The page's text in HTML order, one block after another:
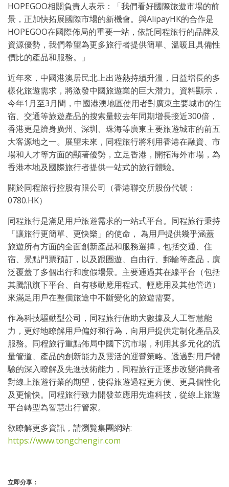
HOPEGOO相關負責人表示：「我們看好國際旅遊市場的前
景，正加快拓展國際市場的新機會。與AlipayHK的合作是
HOPEGOO在國際佈局的重要一站，依託同程旅行的品牌及
資源優勢，我們希望為更多旅行者提供簡單、溫暖且具備性
價比的產品和服務。」
近年來，中國港澳居民北上出遊熱持續升溫，日益增長的多
樣化旅遊需求，將激發中國旅遊業的巨大潛力。資料顯示，
今年1月至3月間，中國港澳地區使用者對廣東主要城市的住
宿、交通等旅遊產品的搜索量較去年同期增長接近300倍，
香港更是躋身廣州、深圳、珠海等廣東主要旅遊城市的前五
大客源地之一。展望未來，同程旅行將利用香港在融資、市
場和人才等方面的顯著優勢，立足香港，開拓海外市場，為
香港本地及國際旅行者提供一站式的旅行體驗。
關於同程旅行控股有限公司（香港聯交所股份代號：
0780.HK）
同程旅行是滿足用戶旅遊需求的一站式平台。同程旅行秉持
「讓旅行更簡單、更快樂」的使命， 為用戶提供幾乎涵蓋
旅遊所有方面的全面創新產品和服務選擇，包括交通、住
宿、景點門票預訂，以及跟團遊、自由行、郵輪等產品，廣
泛覆蓋了多個出行和度假場景。主要通過其在線平台（包括
其騰訊旗下平台、自有移動應用程式、輕應用及其他管道）
來滿足用戶在整個旅途中不斷變化的旅遊需要。
作為科技驅動型公司，同程旅行借助大數據及人工智慧能
力，更好地瞭解用戶偏好和行為，向用戶提供定制化產品及
服務。同程旅行重點佈局中國下沉市場，利用其多元化的流
量管道、產品的創新能力及靈活的運營策略。透過對用戶體
驗的深入瞭解及先進技術能力，同程旅行正逐步改變消費者
對線上旅遊行業的期望，使得旅遊過程更方便、更具個性化
及更愉快。同程旅行致力開發並應用先進科技，從線上旅遊
平台轉型為智慧出行管家。
欲瞭解更多資訊，請瀏覽集團網站:
https://www.tongchengir.com
立即分享：